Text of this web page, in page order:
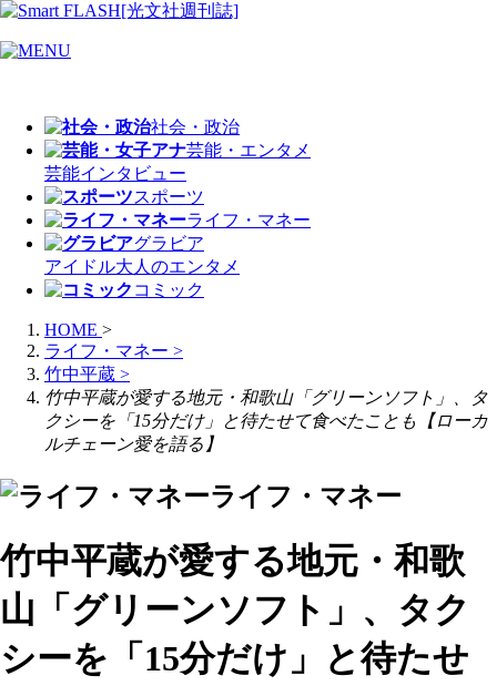
社会・政治
芸能・エンタメ
芸能インタビュー
スポーツ
ライフ・マネー
グラビア
アイドル大人のエンタメ
コミック
HOME >
ライフ・マネー >
竹中平蔵 >
竹中平蔵が愛する地元・和歌山「グリーンソフト」、タ
クシーを「15分だけ」と待たせて食べたことも【ローカ
ルチェーン愛を語る】
ライフ・マネー
竹中平蔵が愛する地元・和歌
山「グリーンソフト」、タク
シーを「15分だけ」と待たせ